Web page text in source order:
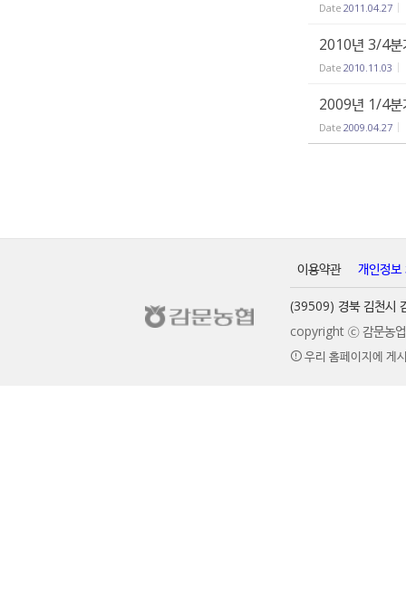
Date 2011.04.27
2010년 3/4분
Date 2010.11.03
2009년 1/4분
Date 2009.04.27
이용약관 개인정보
(39509) 경북 김천시
copyright ⓒ 감문농업
우리 홈페이지에 게